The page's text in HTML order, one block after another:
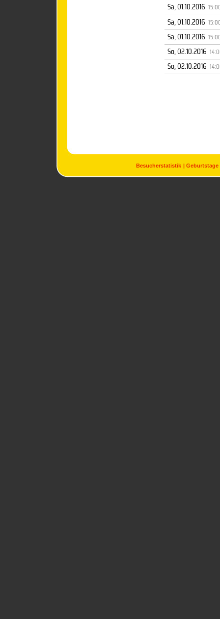
Sa, 01.10.2016
Sa, 01.10.2016
Sa, 01.10.2016
So, 02.10.2016
So, 02.10.2016
Besucherstatistik Geburtstage